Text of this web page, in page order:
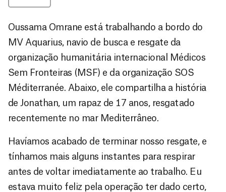
Oussama Omrane está trabalhando a bordo do
MV Aquarius, navio de busca e resgate da
organização humanitária internacional Médicos
Sem Fronteiras (MSF) e da organização SOS
Méditerranée. Abaixo, ele compartilha a história
de Jonathan, um rapaz de 17 anos, resgatado
recentemente no mar Mediterrâneo.
Havíamos acabado de terminar nosso resgate, e
tínhamos mais alguns instantes para respirar
antes de voltar imediatamente ao trabalho. Eu
estava muito feliz pela operação ter dado certo,